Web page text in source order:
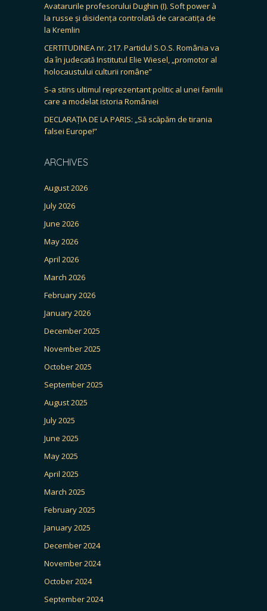
Avatarurile profesorului Dughin (I). Soft power à
la russe și disidența controlată de caracatița de
la Kremlin
CERTITUDINEA nr. 217. Partidul S.O.S. România va
da în judecată Institutul Elie Wiesel, „promotor al
holocaustului culturii române”
S-a stins ultimul reprezentant politic al unei familii
care a modelat istoria României
DECLARAȚIA DE LA PARIS: „Să scăpăm de tirania
falsei Europe!”
ARCHIVES
August 2026
July 2026
June 2026
May 2026
April 2026
March 2026
February 2026
January 2026
December 2025
November 2025
October 2025
September 2025
August 2025
July 2025
June 2025
May 2025
April 2025
March 2025
February 2025
January 2025
December 2024
November 2024
October 2024
September 2024